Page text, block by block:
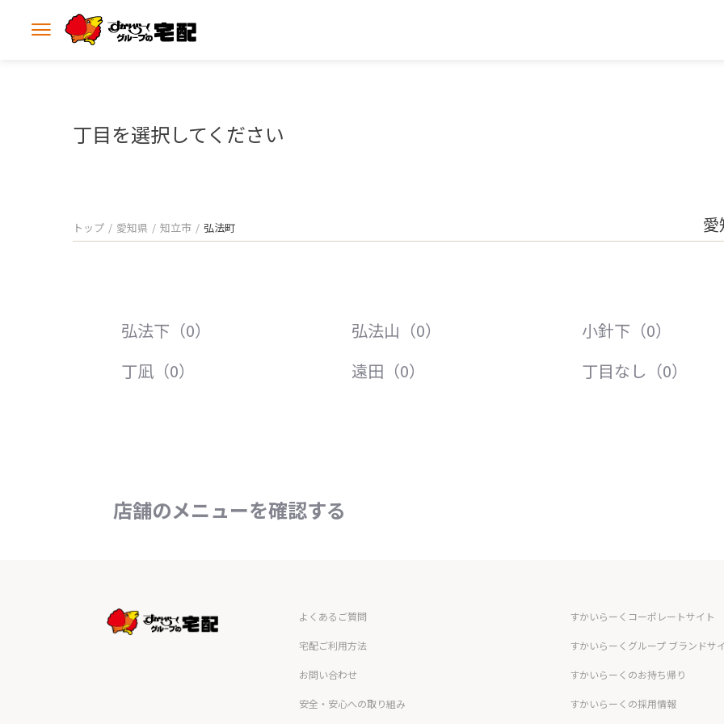
メ
丁目を選択してください
トップ 愛知県 知立市 弘法町
弘法下（0） 弘法山（0）
小針下（0）
丁凪（0）
遠田（0） 丁目なし（0）
店舗のメニューを確認する
よくあるご質問
宅配ご利用方法
お問い合わせ
安全・安心への取り組み
すかいらーくコーポレートサイト
すかいらーくグループ ブランドサ
すかいらーくのお持ち帰り
すかいらーくの採用情報